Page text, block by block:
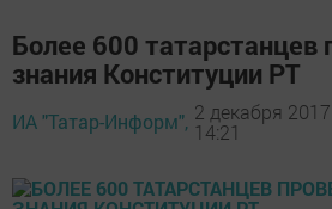
Более 600 татарстанцев
знания Конституции РТ
ИА "Татар-Информ", 2 декабря
14:21